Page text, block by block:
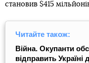
становив $415
Читайте також:
Війна. Окупанти
відправить Україні